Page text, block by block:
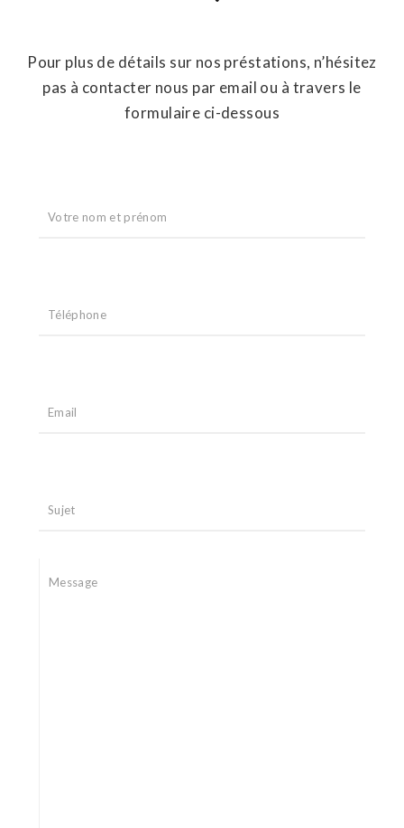
Pour plus de détails sur nos préstations, n’hésitez
pas à contacter nous par email ou à travers le
formulaire ci-dessous